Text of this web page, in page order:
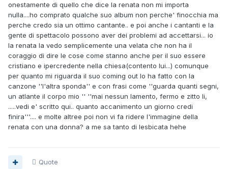
onestamente di quello che dice la renata non mi importa
nulla....ho comprato qualche suo album non perche' finocchia ma
perche credo sia un ottimo cantante.. e poi anche i cantanti e la
gente di spettacolo possono aver dei problemi ad accettarsi... io
la renata la vedo semplicemente una velata che non ha il
coraggio di dire le cose come stanno anche per il suo essere
cristiano e ipercredente nella chiesa(contento lui...) comunque
per quanto mi riguarda il suo coming out lo ha fatto con la
canzone ''l'altra sponda'' e con frasi come ''guarda quanti segni,
un atlante il corpo mio '' ''mai nessun lamento, fermo e zitto li,
.....vedi e' scritto qui.. quanto accanimento un giorno credi
finira'''.... e molte altree poi non vi fa ridere l'immagine della
renata con una donna? a me sa tanto di lesbicata hehe
Quote